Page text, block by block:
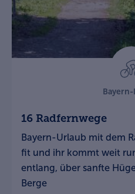
16 Radfernwege
Bayern-Urlaub mit dem
fit und ihr kommt weit
entlang, über sanfte
Berge